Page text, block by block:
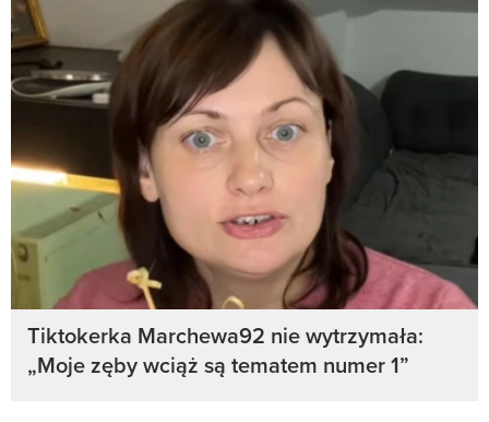
Tiktokerka Marchewa92 nie wytrzymała:
„Moje zęby wciąż są tematem numer 1”